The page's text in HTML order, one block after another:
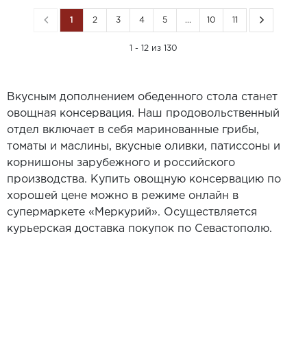
1 2 3 4 5 ... 10 11
1 - 12 из 130
Вкусным дополнением обеденного стола станет
овощная консервация. Наш продовольственный
отдел включает в себя маринованные грибы,
томаты и маслины, вкусные оливки, патиссоны и
корнишоны зарубежного и российского
производства. Купить овощную консервацию по
хорошей цене можно в режиме онлайн в
супермаркете «Меркурий». Осуществляется
курьерская доставка покупок по Севастополю.